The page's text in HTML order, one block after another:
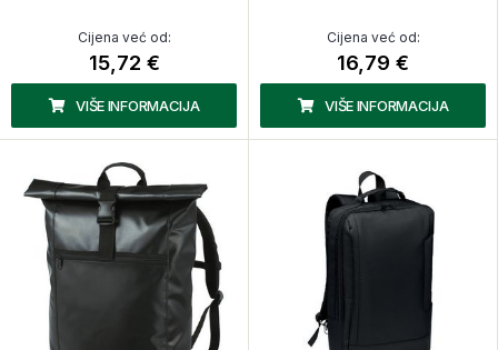
Cijena već od:
15,72 €
VIŠE INFORMACIJA
Cijena već od:
16,79 €
VIŠE INFORMACIJA